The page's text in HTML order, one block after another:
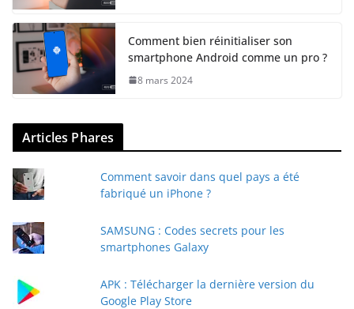
Comment bien réinitialiser son
smartphone Android comme un pro ?
8 mars 2024
Articles Phares
Comment savoir dans quel pays a été
fabriqué un iPhone ?
SAMSUNG : Codes secrets pour les
smartphones Galaxy
APK : Télécharger la dernière version du
Google Play Store